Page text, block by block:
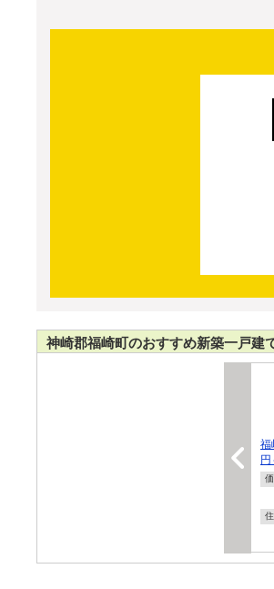
神崎郡福崎町のおすすめ新築一戸建
福